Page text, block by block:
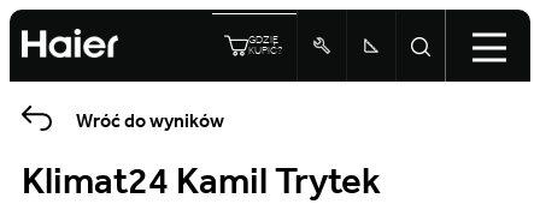
GDZIE
KUPIĆ?
Wróć do wyników
Klimat24 Kamil Trytek